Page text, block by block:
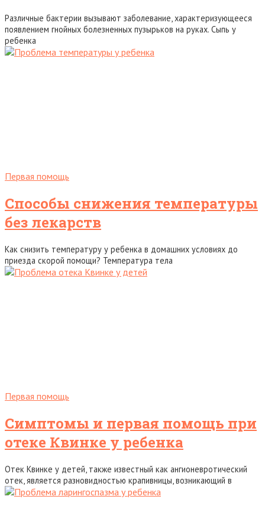
Различные бактерии вызывают заболевание, характеризующееся
появлением гнойных болезненных пузырьков на руках. Сыпь у
ребенка
Первая помощь
Способы снижения температуры
без лекарств
Как снизить температуру у ребенка в домашних условиях до
приезда скорой помощи? Температура тела
Первая помощь
Симптомы и первая помощь при
отеке Квинке у ребенка
Отек Квинке у детей, также известный как ангионевротический
отек, является разновидностью крапивницы, возникающий в